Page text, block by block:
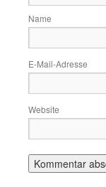
Name
E-Mail-Adresse
Website